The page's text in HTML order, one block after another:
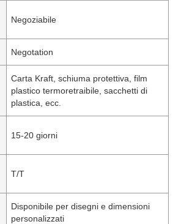
Negoziabile
Negotation
Carta Kraft, schiuma protettiva, film
plastico termoretraibile, sacchetti di
plastica, ecc.
15-20 giorni
T/T
Disponibile per disegni e dimensioni
personalizzati